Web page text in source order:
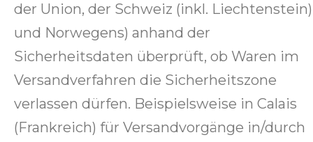
der Union, der Schweiz (inkl. Liechtenstein)
und Norwegens) anhand der
Sicherheitsdaten überprüft, ob Waren im
Versandverfahren die Sicherheitszone
verlassen dürfen. Beispielsweise in Calais
(Frankreich) für Versandvorgänge in/durch